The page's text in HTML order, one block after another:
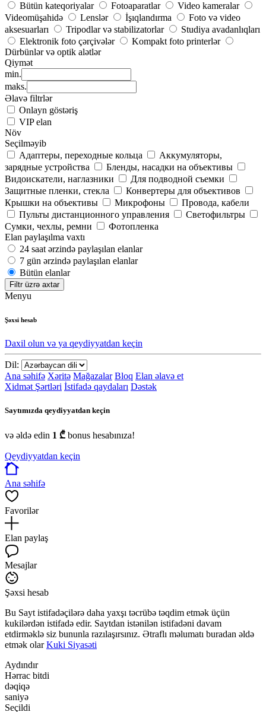
Bütün kateqoriyalar
Fotoaparatlar
Video kameralar
Videomüşahidə
Lenslər İşıqlandırma
Foto və video
aksesuarları
Tripodlar və stabilizatorlar
Studiya avadanlıqları
Elektronik foto çərçivələr
Kompakt foto printerlər
Dürbünlər və optik alətlər
Qiymət
min.
maks.
Əlavə filtrlər
Onlayn göstəriş
VIP elan
Növ
Seçilməyib
Адаптеры, переходные кольца
Аккумуляторы,
зарядные устройства
Бленды, насадки на объективы
Видоискатели, наглазники
Для подводной съемки
Защитные пленки, стекла
Конвертеры для объективов
Крышки на объективы
Микрофоны
Провода, кабели
Пульты дистанционного управления
Светофильтры
Сумки, чехлы, ремни
Фотопленка
Elan paylaşılma vaxtı
24 saat ərzində paylaşılan elanlar
7 gün ərzində paylaşılan elanlar
Bütün elanlar
Filtr üzrə axtar
Menyu
Şəxsi hesab
Daxil olun və ya qeydiyyatdan keçin
Dil:
Ana səhifə Xəritə Mağazalar Bloq Elan əlavə et
Xidmət Şərtləri İstifadə qaydaları Dəstək
Saytımızda qeydiyyatdan keçin
və əldə edin 1 ₾ bonus hesabınıza!
Qeydiyyatdan keçin
Ana səhifə
Favorilər
Elan paylaş
Mesajlar
Şəxsi hesab
Bu Sayt istifadəçilərə daha yaxşı təcrübə təqdim etmək üçün
kukilərdən istifadə edir. Saytdan istənilən istifadəni davam
etdirməklə siz bununla razılaşırsınız. Ətraflı məlumatı buradan əldə
etmək olarKuki Siyasəti
Aydındır
Hərrac bitdi
dəqiqə
saniyə
Seçildi